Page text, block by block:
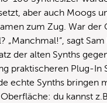
aber auch Moogs
zum Zug. War der
„Manchmal!“, sagt
der alten Synths
praktischeren Plug-In
echte Synths bringen
du kannst